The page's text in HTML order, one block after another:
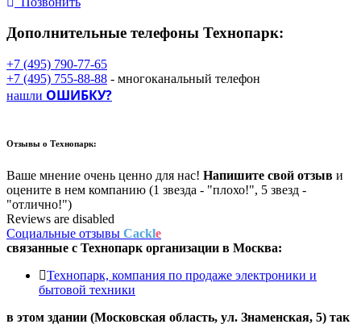
Дополнительные телефоны Технопарк:
+7 (495) 790-77-65
+7 (495) 755-88-88 - многоканальный телефон
нашли ОШИБКУ?
Отзывы о Технопарк:
Ваше мнение очень ценно для нас! Напишите свой отзыв и
оцените в нем компанию (1 звезда - "плохо!", 5 звезд -
"отлично!")
Reviews are disabled
Социальные отзывы Cackle
связанные с Технопарк организации в Москва:
Технопарк, компания по продаже электроники и
бытовой техники
в этом здании (Московская область, ул. Знаменская, 5) так